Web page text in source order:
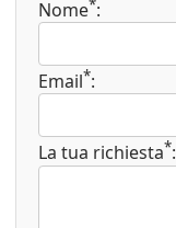
Nome*:
Email*:
La tua richiesta*: